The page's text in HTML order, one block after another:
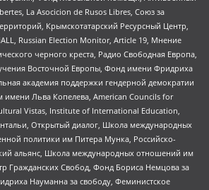
La Asocicion de Rusos Libres, Союз за
Крымскотатарский Ресурсный Центр,
Russian Election Monitor, Article 19, Мнение
черного креста, Радио Свободная Европа,
Восточной Европы, Фонд имени Фридриха
академия поддержки гендерной демократии
имени Льва Копелева, American Councils for
Vistas, Institute of International Education,
Открытый диалог, Школа международных
политики им Питера Мунка, Российско-
альянс, Школа международных отношений им
Гражданских Свобод, Фонд Бориса Немцова за
Науманна за свободу, Феминистское